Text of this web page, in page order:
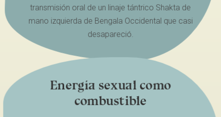
transmisión oral de un linaje tántrico Shakta de
mano izquierda de Bengala Occidental que casi
desapareció.
Energía sexual como
combustible